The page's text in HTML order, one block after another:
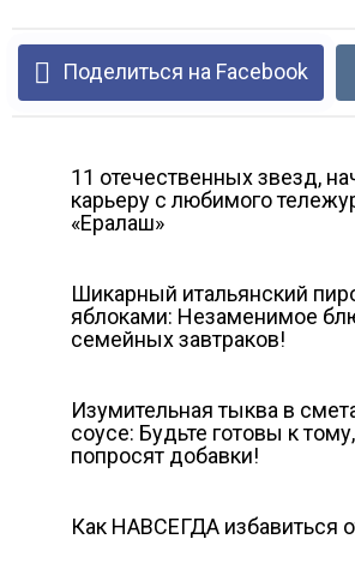
Поделиться на Facebook
11 отечественных звезд,
карьеру с любимого
«Ералаш»
Шикарный итальянский
яблоками: Незаменимое
семейных завтраков!
Изумительная тыква в
соусе: Будьте готовы к
попросят добавки!
Как НАВСЕГДА избавиться